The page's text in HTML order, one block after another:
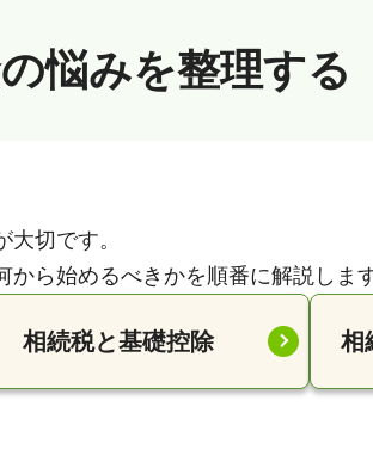
悩みを整理する
切です。
ら始めるべきかを順番に解説します
相続税と基礎控除 相